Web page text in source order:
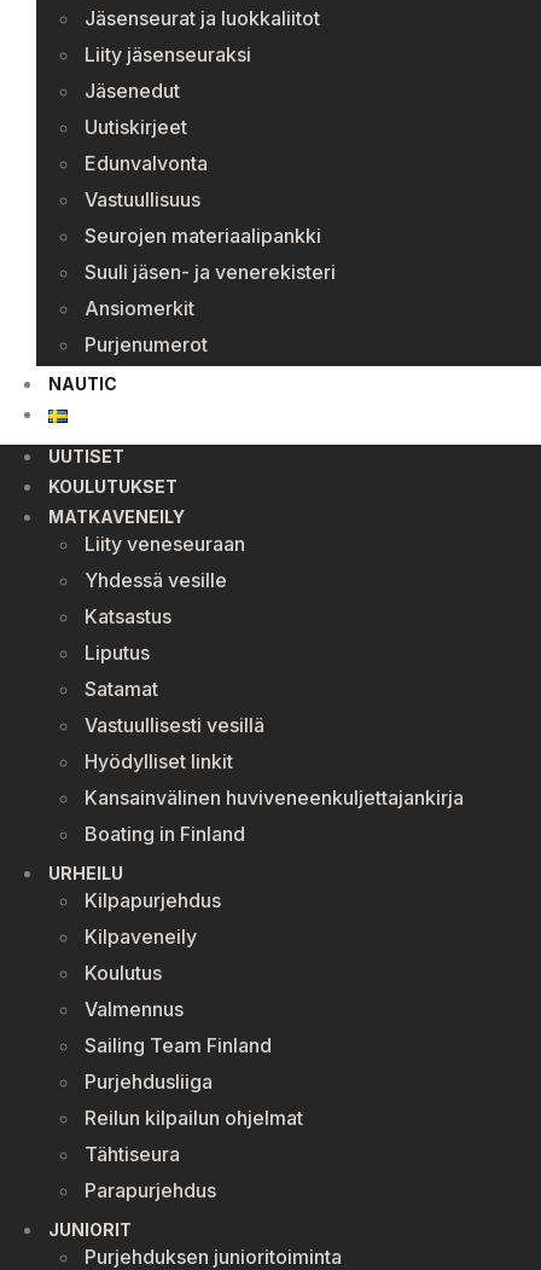
Jäsenseurat ja luokkaliitot
Liity jäsenseuraksi
Jäsenedut
Uutiskirjeet
Edunvalvonta
Vastuullisuus
Seurojen materiaalipankki
Suuli jäsen- ja venerekisteri
Ansiomerkit
Purjenumerot
NAUTIC
UUTISET
KOULUTUKSET
MATKAVENEILY
Liity veneseuraan
Yhdessä vesille
Katsastus
Liputus
Satamat
Vastuullisesti vesillä
Hyödylliset linkit
Kansainvälinen huviveneenkuljettajankirja
Boating in Finland
URHEILU
Kilpapurjehdus
Kilpaveneily
Koulutus
Valmennus
Sailing Team Finland
Purjehdusliiga
Reilun kilpailun ohjelmat
Tähtiseura
Parapurjehdus
JUNIORIT
Purjehduksen junioritoiminta